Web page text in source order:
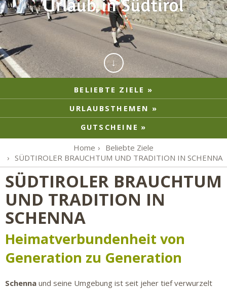
BELIEBTE ZIELE
URLAUBSTHEMEN
GUTSCHEINE
Home
Beliebte Ziele
SÜDTIROLER BRAUCHTUM UND TRADITION IN SCHENNA
SÜDTIROLER BRAUCHTUM
UND TRADITION IN
SCHENNA
Heimatverbundenheit von
Generation zu Generation
Schenna und seine Umgebung ist seit jeher tief verwurzelt